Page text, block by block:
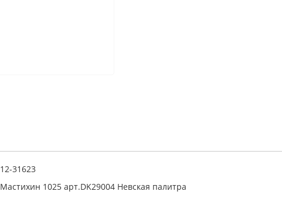
12-31623
Мастихин 1025 арт.DK29004 Невская палитра